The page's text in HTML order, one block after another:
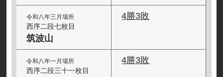
令和八年三月場所
西序二段七枚目
筑波山
4勝3敗
令和八年一月場所
西序二段三十一枚目
4勝3敗